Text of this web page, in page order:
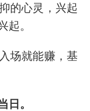
的心灵，兴起
起。
场就能赚，基
日。